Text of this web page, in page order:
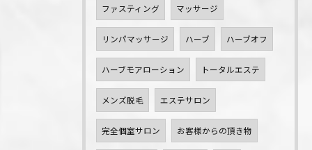
ファスティング マッサージ
リンパマッサージ ハーブ ハーブオフ
ハーブモアローション トータルエステ
メンズ脱毛 エステサロン
完全個室サロン お客様からの頂き物